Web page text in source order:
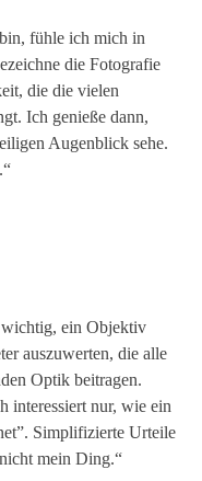
fühle ich mich in
die Fotografie
die die vielen
Ich genieße dann,
Augenblick sehe.
wichtig, ein Objektiv
auszuwerten, die alle
Optik beitragen.
interessiert nur, wie ein
Simplifizierte Urteile
mein Ding.“